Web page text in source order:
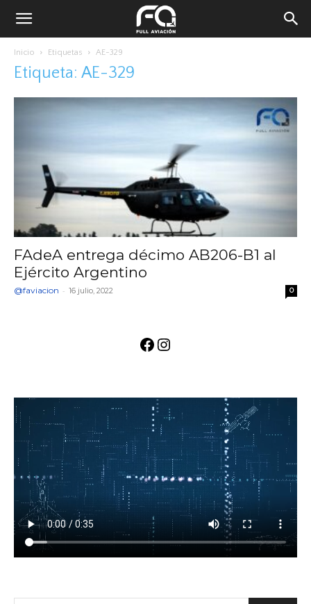
Inicio Etiquetas AE-329
Etiqueta: AE-329
FAdeA entrega décimo AB206-B1 al
Ejército Argentino
@faviacion - 16 julio, 2022 0
Facebook
Instagram